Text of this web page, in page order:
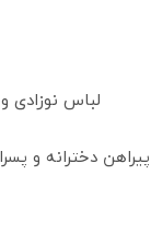
لباس نوزادی
پیراهن دخترانه و